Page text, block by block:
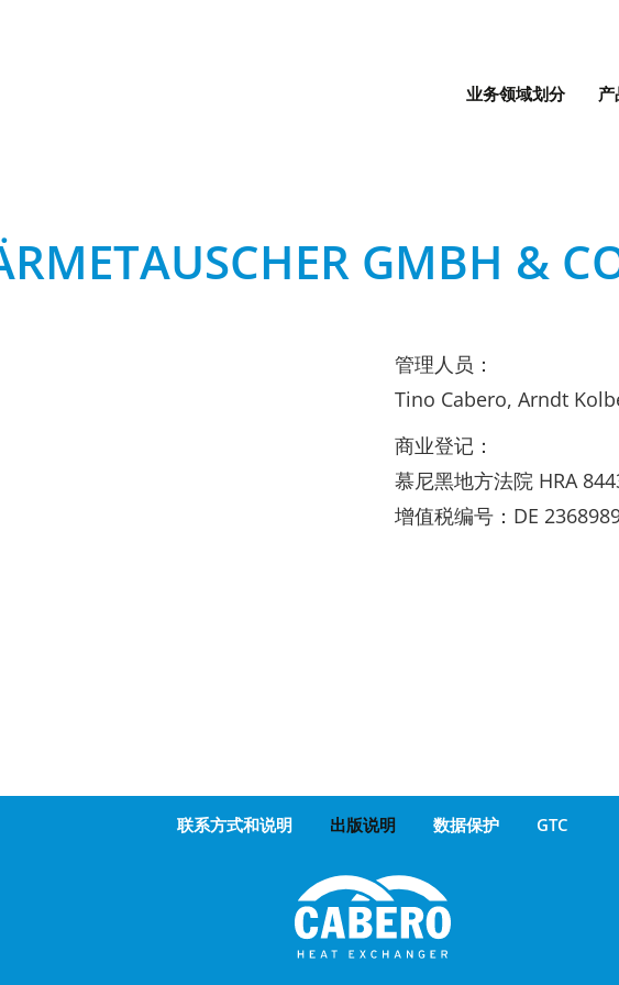
业务领域划分 产
GMBH &
管理人员：
Tino Cabero, Arndt
商业登记：
慕尼黑地方法院 HRA
增值税编号：DE
联系方式和说明 出版说明 数据保护 GTC